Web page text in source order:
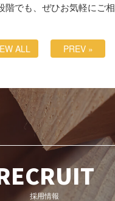
でも、ぜひお気軽にご相
ALL PREV »
採用情報